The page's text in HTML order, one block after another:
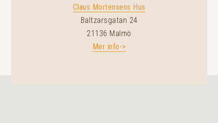
Claus Mortensens Hus
Baltzarsgatan 24
21136 Malmö
Mer info->